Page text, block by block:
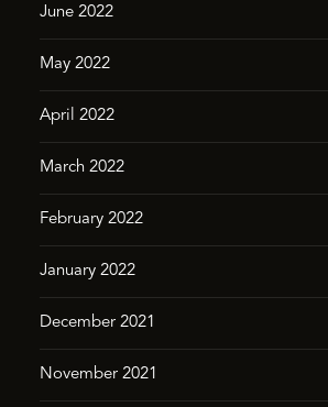
June 2022
May 2022
April 2022
March 2022
February 2022
January 2022
December 2021
November 2021